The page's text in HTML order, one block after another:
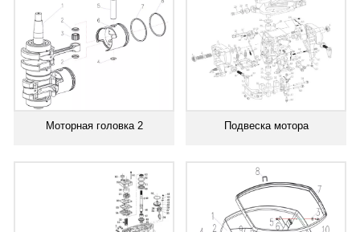
Моторная головка 2 Подвеска мотора